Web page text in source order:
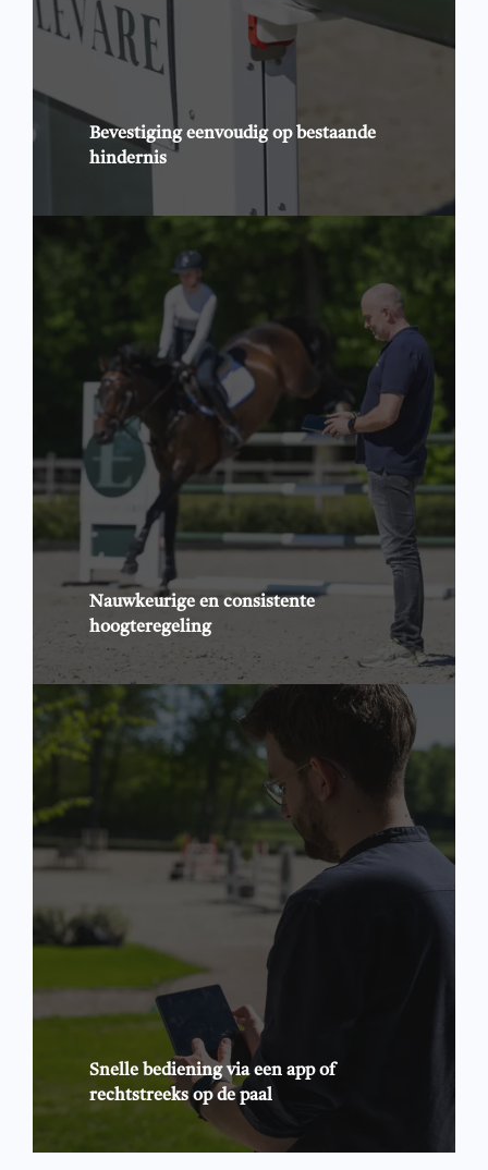
Bevestiging eenvoudig op bestaande
hindernis
Nauwkeurige en consistente
hoogteregeling
Snelle bediening via een app of
rechtstreeks op de paal